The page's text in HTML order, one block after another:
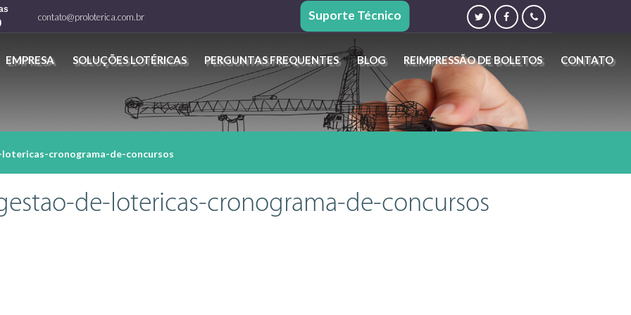
contato@proloterica.com.br Suporte Técnico
EMPRESA SOLUÇÕES LOTÉRICAS PERGUNTAS FREQUENTES BLOG REIMPRESSÃO DE BOLETOS CONTATO
cronograma-de-concursos
de-lotericas-cronograma-de-concursos